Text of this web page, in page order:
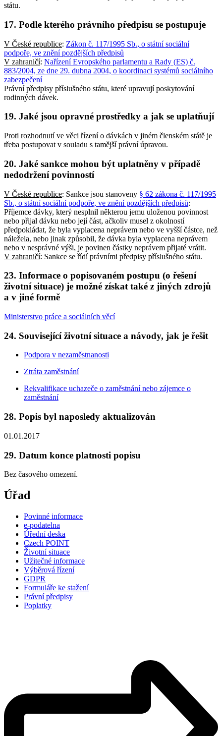
státu.
17. Podle kterého právního předpisu se postupuje
V České republice: Zákon č. 117/1995 Sb., o státní sociální
podpoře, ve znění pozdějších předpisů
V zahraničí: Nařízení Evropského parlamentu a Rady (ES) č.
883/2004, ze dne 29. dubna 2004, o koordinaci systémů sociálního
zabezpečení
Právní předpisy příslušného státu, které upravují poskytování
rodinných dávek.
19. Jaké jsou opravné prostředky a jak se uplatňují
Proti rozhodnutí ve věci řízení o dávkách v jiném členském státě je
třeba postupovat v souladu s tamější právní úpravou.
20. Jaké sankce mohou být uplatněny v případě
nedodržení povinností
V České republice: Sankce jsou stanoveny § 62 zákona č. 117/1995
Sb., o státní sociální podpoře, ve znění pozdějších předpisů:
Příjemce dávky, který nesplnil některou jemu uloženou povinnost
nebo přijal dávku nebo její část, ačkoliv musel z okolností
předpokládat, že byla vyplacena neprávem nebo ve vyšší částce, než
náležela, nebo jinak způsobil, že dávka byla vyplacena neprávem
nebo v nesprávné výši, je povinen částky neprávem přijaté vrátit.
V zahraničí: Sankce se řídí právními předpisy příslušného státu.
23. Informace o popisovaném postupu (o řešení
životní situace) je možné získat také z jiných zdrojů
a v jiné formě
Ministerstvo práce a sociálních věcí
24. Související životní situace a návody, jak je řešit
Podpora v nezaměstnanosti
Ztráta zaměstnání
Rekvalifikace uchazeče o zaměstnání nebo zájemce o
zaměstnání
28. Popis byl naposledy aktualizován
01.01.2017
29. Datum konce platnosti popisu
Bez časového omezení.
Úřad
Povinné informace
e-podatelna
Úřední deska
Czech POINT
Životní situace
Užitečné informace
Výběrová řízení
GDPR
Formuláře ke stažení
Právní předpisy
Poplatky